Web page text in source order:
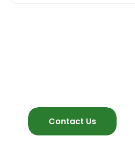
Contact Us